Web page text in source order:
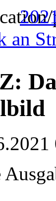
an